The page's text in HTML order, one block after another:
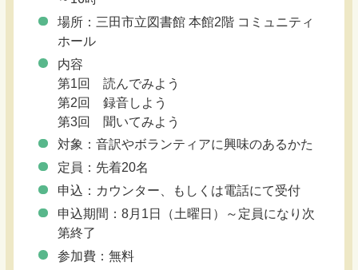
場所：三田市立図書館 本館2階 コミュニティ
ホール
内容
第1回 読んでみよう
第2回 録音しよう
第3回 聞いてみよう
対象：音訳やボランティアに興味のあるかた
定員：先着20名
申込：カウンター、もしくは電話にて受付
申込期間：8月1日（土曜日）～定員になり次
第終了
参加費：無料